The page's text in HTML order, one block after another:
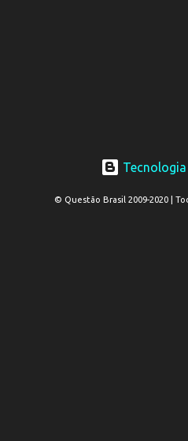
© Questão Brasil 2009-2020 |